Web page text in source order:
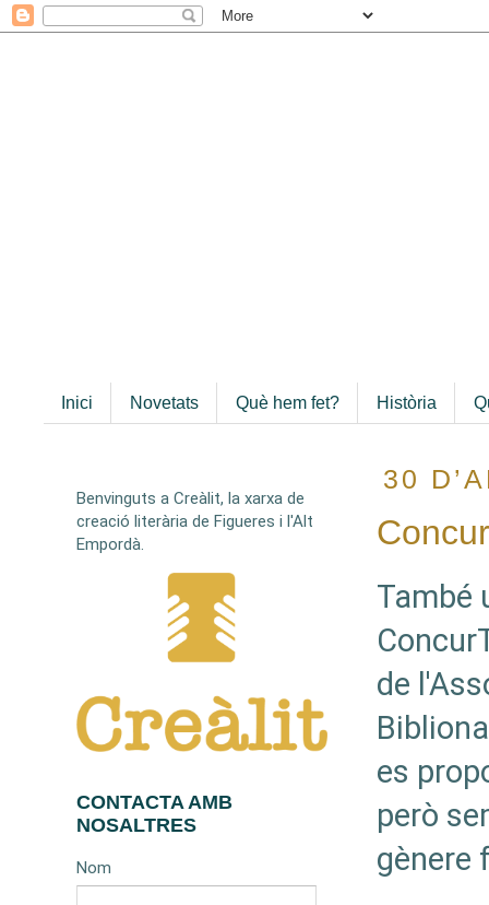
Inici Novetats Què hem fet? Història
30
També
de
es
però
Benvinguts a Creàlit, la xarxa de
creació literària de Figueres i l'Alt
Empordà.
CONTACTA AMB
NOSALTRES
Nom